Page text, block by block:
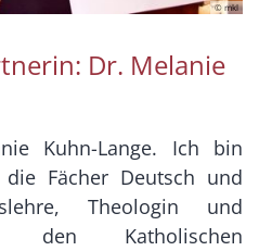
© mkl
Dr. Melanie
Kuhn-Lange. Ich bin
Fächer Deutsch und
Theologin und
den Katholischen